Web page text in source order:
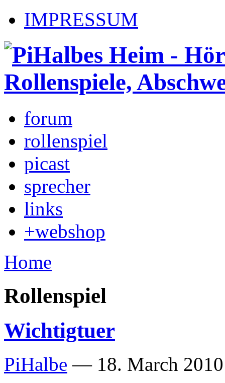
IMPRESSUM
forum
rollenspiel
picast
sprecher
links
+webshop
Home
Rollenspiel
Wichtigtuer
PiHalbe — 18. March